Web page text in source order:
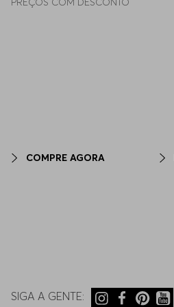
COMPRE AGORA
SIGA A GENTE: